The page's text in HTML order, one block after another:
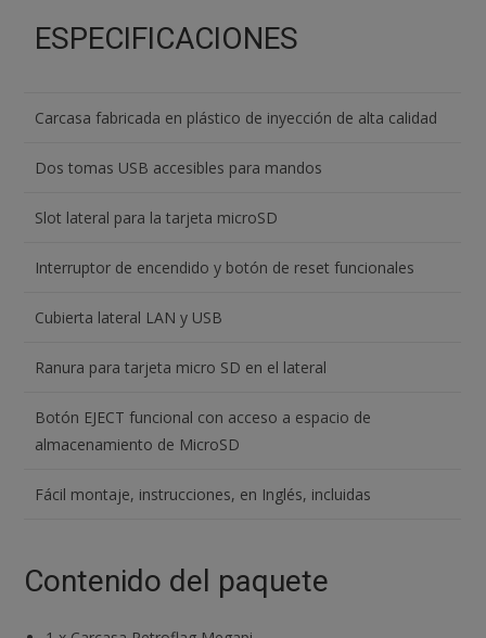
ESPECIFICACIONES
Carcasa fabricada en plástico de inyección de alta calidad
Dos tomas USB accesibles para mandos
Slot lateral para la tarjeta microSD
Interruptor de encendido y botón de reset funcionales
Cubierta lateral LAN y USB
Ranura para tarjeta micro SD en el lateral
Botón EJECT funcional con acceso a espacio de
almacenamiento de MicroSD
Fácil montaje, instrucciones, en Inglés, incluidas
Contenido del paquete